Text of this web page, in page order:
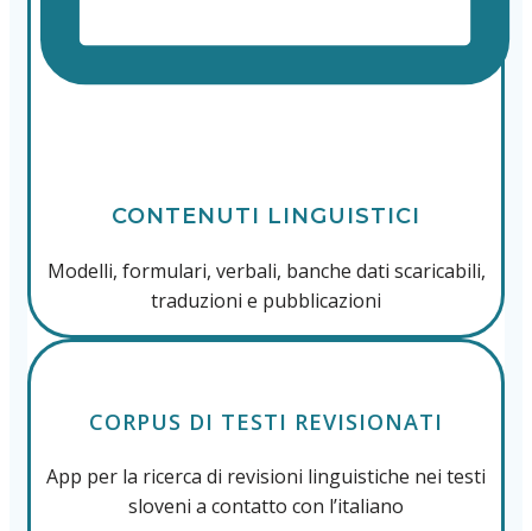
CONTENUTI LINGUISTICI
Modelli, formulari, verbali, banche dati scaricabili,
traduzioni e pubblicazioni
CORPUS DI TESTI REVISIONATI
App per la ricerca di revisioni linguistiche nei testi
sloveni a contatto con l’italiano